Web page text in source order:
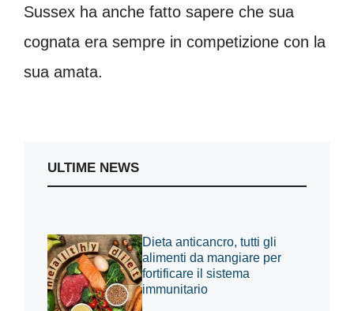
Sussex ha anche fatto sapere che sua
cognata era sempre in competizione con la
sua amata.
ULTIME NEWS
Dieta anticancro, tutti gli
alimenti da mangiare per
fortificare il sistema
immunitario